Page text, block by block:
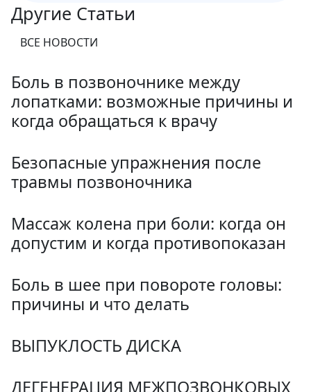
Другие Статьи
ВСЕ НОВОСТИ
Боль в позвоночнике между
лопатками: возможные причины и
когда обращаться к врачу
Безопасные упражнения после
травмы позвоночника
Массаж колена при боли: когда он
допустим и когда противопоказан
Боль в шее при повороте головы:
причины и что делать
ВЫПУКЛОСТЬ ДИСКА
ДЕГЕНЕРАЦИЯ МЕЖПОЗВОНКОВЫХ